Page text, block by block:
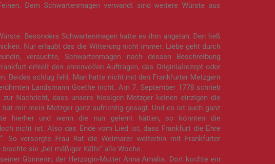
Dem Schwartenmagen verwandt sind weitere Würste aus
Besonders Schwartenmagen hatte es ihm angetan. Den ließ
Nur erlaubt das die Witterung nicht immer. Liebe geht durch
versuchte, Schwartenmagen nach dessen Beschreibung
erhielt den ehrenvollen Auftragen, das Originialrezept oder
Beides schlug fehl. Man hatte nicht mit den Frankfurter Metzgern
Landsmann Goethe nicht. Am 7. September 1778 schrieb
Nachricht, dass unsere hiesigen Metzger keinen einzigen die
mir mein Metzger ganz aufrichtig gesagt. Und es ist auch ganz
hierher und wenn die nun gelernt hätten, so könnten die
nicht ist. Also das Ende vom Lied ist, dass Frankfurt die Ehre
So versorgte Frau Rat die Weimarer weiterhin mit Frankfurter
sie „bei mäßiger Kälte“ alle Woche.
Gönnerin, der Herzogin-Mutter Anna Amalia. Dort kochte ein